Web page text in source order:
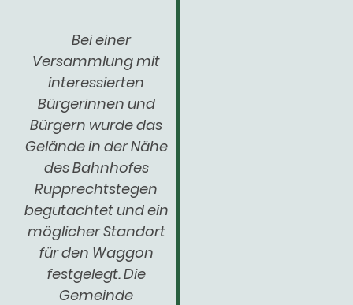
Bei einer
Versammlung mit
interessierten
Bürgerinnen und
Bürgern wurde das
Gelände in der Nähe
des Bahnhofes
Rupprechtstegen
begutachtet und ein
möglicher Standort
für den Waggon
festgelegt. Die
Gemeinde